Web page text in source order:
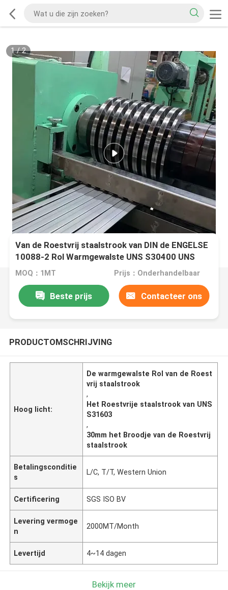
1/2
Van de Roestvrij staalstrook van DIN de ENGELSE
10088-2 Rol Warmgewalste UNS S30400 UNS
S31603
MOQ：1MT Prijs：Onderhandelbaar
Beste prijs Contacteer ons
PRODUCTOMSCHRIJVING
Hoog licht:
De warmgewalste Rol van de Roest
vrij staalstrook
,
Het Roestvrije staalstrook van UNS
S31603
,
30mm het Broodje van de Roestvrij
staalstrook
Betalingsconditie
s
L/C, T/T, Western Union
Certificering SGS ISO BV
Levering vermoge
n
2000MT/Month
Levertijd 4~14 dagen
Bekijk meer